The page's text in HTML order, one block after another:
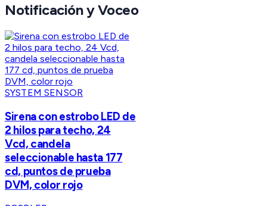
Notificación y Voceo
SYSTEM SENSOR
Sirena con estrobo LED de
2 hilos para techo, 24
Vcd, candela
seleccionable hasta 177
cd, puntos de prueba
DVM, color rojo